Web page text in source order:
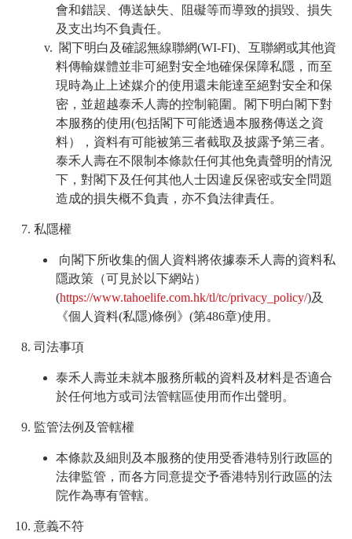
會和錯誤、傳送缺失、阻礙等而導致的損毀、損失
及支出均不負責任。
閣下明白及確認無線聯網(WI-FI)、互聯網或其他資
料傳輸媒體並非可絕對安全地確保保障私隱，而至
現時為止上述媒介的使用還未能達至絕對安全和保
密，並超越泰禾人壽的控制範圍。閣下明白閣下對
本服務的使用(包括閣下可能透過本服務傳送之資
料），資料有可能被第三者截取及披露予第三者。
泰禾人壽在不限制本條款任何其他免責聲明的情況
下，對閣下及任何其他人士因違反保密或安全問題
造成的損失概不負責，亦不負法律責任。
私隱權
向閣下所收集的個人資料將依據泰禾人壽的資料私
隱政策（可見於以下網站）
(https://www.tahoelife.com.hk/tl/tc/privacy_policy/)及
《個人資料(私隱)條例》(第486章)使用。
司法事項
泰禾人壽並未就本服務所載的資料及材料是否適合
於任何地方或司法管轄區使用而作出聲明。
監管法例及管轄權
本條款及細則及本服務的使用受香港特別行政區的
法律監管，而各方同意提交予香港特別行政區的法
院作為專有管轄。
意義不符